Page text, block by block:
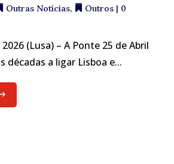
Outras Notícias, Outros | 0
(Lusa) – A Ponte 25 de Abril
décadas a ligar Lisboa e...